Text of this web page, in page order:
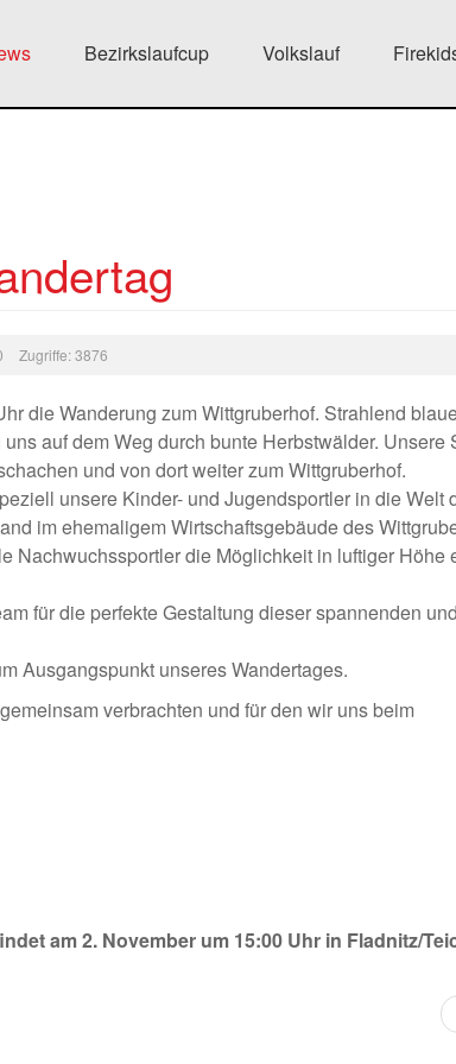
Bezirkslaufcup Volkslauf
Zugriffe: 3876
die Wanderung zum Wittgruberhof. Strahlend
auf dem Weg durch bunte Herbstwälder. Unsere
und von dort weiter zum Wittgruberhof.
unsere Kinder- und Jugendsportler in die Welt
im ehemaligem Wirtschaftsgebäude des
Nachwuchssportler die Möglichkeit in luftiger Höhe
für die perfekte Gestaltung dieser spannenden und
Ausgangspunkt unseres Wandertages.
verbrachten und für den wir uns beim
am 2. November um 15:00 Uhr in Fladnitz/